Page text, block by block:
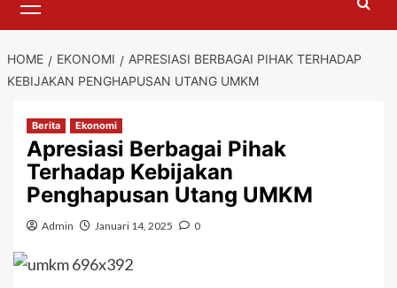
Menu
HOME EKONOMI
APRESIASI BERBAGAI PIHAK TERHADAP
KEBIJAKAN PENGHAPUSAN UTANG UMKM
Berita Ekonomi
Apresiasi Berbagai Pihak
Terhadap Kebijakan
Penghapusan Utang UMKM
Admin Januari 14, 2025 0